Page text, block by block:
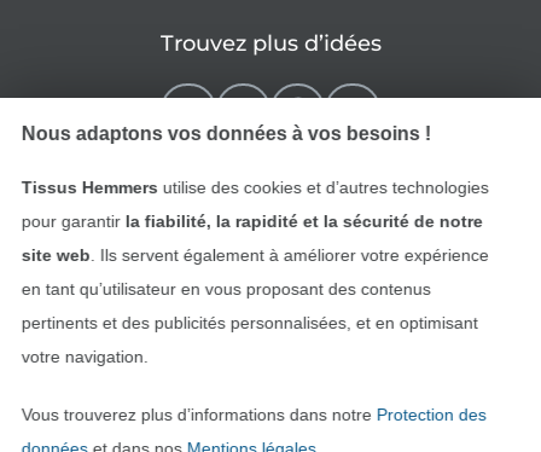
Trouvez plus d’idées
Deutsch
Nous adaptons vos données à vos besoins !
Tissus Hemmers utilise des cookies et d’autres technologies
pour garantir la fiabilité, la rapidité et la sécurité de notre
site web . Ils servent également à améliorer votre expérience
en tant qu’utilisateur en vous proposant des contenus
pertinents et des publicités personnalisées, et en optimisant
votre navigation.
Vous trouverez plus d’informations dans notre Protection des